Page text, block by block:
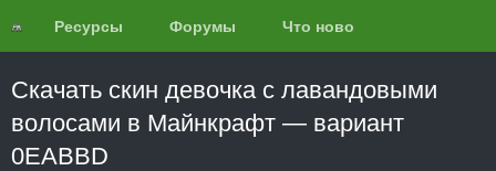
Ресурсы Форумы Что нового?
Скачать скин девочка с лавандовыми
волосами в Майнкрафт — вариант
0EABBD